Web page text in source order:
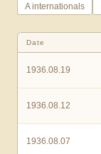
A internationals
Date
1936.08.19
1936.08.12
1936.08.07